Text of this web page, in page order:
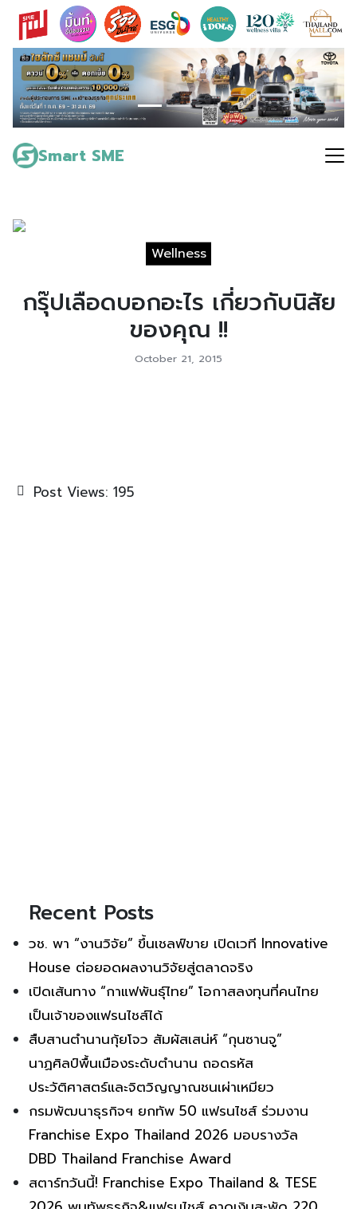
Skip
content
Smart SME
Search
for:
Wellness
กรุ๊ปเลือดบอกอะไร เกี่ยวกับนิสัย
ของคุณ !!
October 21, 2015
Post Views: 195
Recent Posts
วช. พา “งานวิจัย” ขึ้นเชลฟ์ขาย เปิดเวที Innovative
House ต่อยอดผลงานวิจัยสู่ตลาดจริง
เปิดเส้นทาง “กาแฟพันธุ์ไทย” โอกาสลงทุนที่คนไทย
เป็นเจ้าของแฟรนไชส์ได้
สืบสานตำนานกุ้ยโจว สัมผัสเสน่ห์ “กุนซานจู”
นาฏศิลป์พื้นเมืองระดับตำนาน ถอดรหัส
ประวัติศาสตร์และจิตวิญญาณชนเผ่าเหมียว
กรมพัฒนาธุรกิจฯ ยกทัพ 50 แฟรนไชส์ ร่วมงาน
Franchise Expo Thailand 2026 มอบรางวัล
DBD Thailand Franchise Award
สตาร์ทวันนี้! Franchise Expo Thailand & TESE